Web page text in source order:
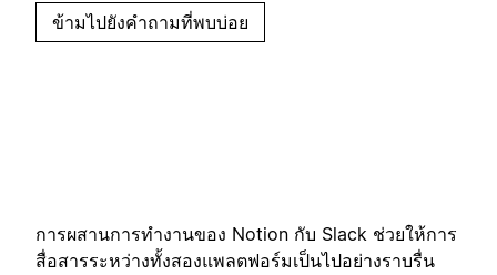
ข้ามไปยังคำถามที่พบบ่อย
การผสานการทำงานของ Notion กับ Slack ช่วยให้การ
สื่อสารระหว่างทั้งสองแพลตฟอร์มเป็นไปอย่างราบรื่น